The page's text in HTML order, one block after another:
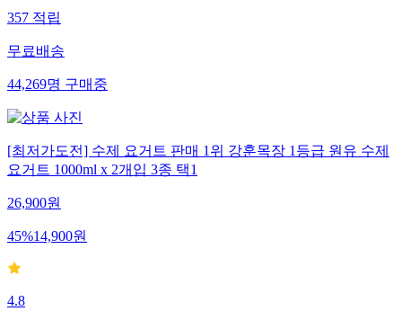
357적립
무료배송
44,269명구매중
[최저가도전] 수제 요거트 판매 1위 강훈목장 1등급 원유 수제
요거트 1000ml x 2개입 3종 택1
26,900원
45%14,900원
4.8